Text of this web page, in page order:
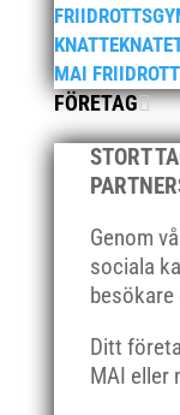
MAI
FÖRETAG
STORT
Genom
sociala
besökare
Ditt
MAI eller
november 2020
oktober 2020
september
augusti 2020
juni 2020
mars 2020
februari 2020
november 2019